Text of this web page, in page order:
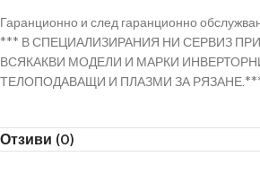
Гаранционно и след гаранционно
*** В СПЕЦИАЛИЗИРАНИЯ НИ СЕРВИЗ
ВСЯКАКВИ МОДЕЛИ И МАРКИ
ТЕЛОПОДАВАЩИ И ПЛАЗМИ ЗА
Отзиви (0)